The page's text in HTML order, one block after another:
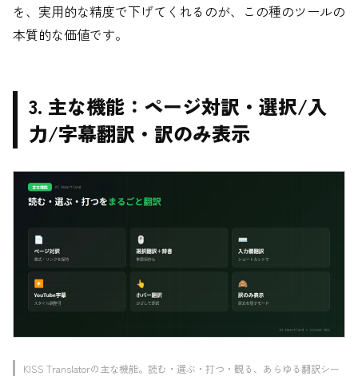
を、実用的な精度で下げてくれるのが、この種のツールの
本質的な価値です。
3. 主な機能：ページ対訳・選択/入
力/字幕翻訳・訳のみ表示
KISS Translatorの主な機能。読む・選ぶ・打つ・観る、あらゆる翻訳シー